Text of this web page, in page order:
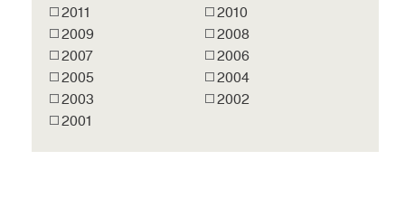
2011
2010
2009
2008
2007
2006
2005
2004
2003
2002
2001